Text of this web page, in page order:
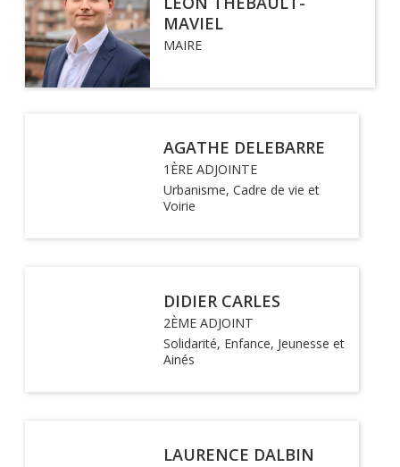
MAVIEL
MAIRE
AGATHE DELEBARRE
1ÈRE ADJOINTE
Urbanisme, Cadre de vie et
Voirie
DIDIER CARLES
2ÈME ADJOINT
Solidarité, Enfance, Jeunesse et
Ainés
LAURENCE DALBIN